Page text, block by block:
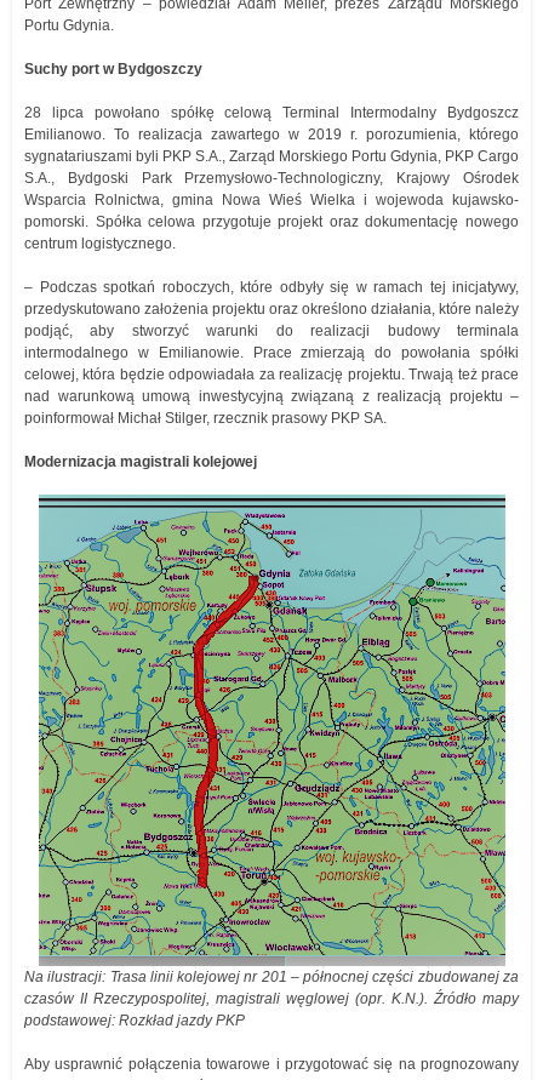
Port Zewnętrzny – powiedział Adam Meller, prezes Zarządu Morskiego
Portu Gdynia.
Suchy port w Bydgoszczy
28 lipca powołano spółkę celową Terminal Intermodalny Bydgoszcz
Emilianowo. To realizacja zawartego w 2019 r. porozumienia, którego
sygnatariuszami byli PKP S.A., Zarząd Morskiego Portu Gdynia, PKP Cargo
S.A., Bydgoski Park Przemysłowo-Technologiczny, Krajowy Ośrodek
Wsparcia Rolnictwa, gmina Nowa Wieś Wielka i wojewoda kujawsko-
pomorski. Spółka celowa przygotuje projekt oraz dokumentację nowego
centrum logistycznego.
– Podczas spotkań roboczych, które odbyły się w ramach tej inicjatywy,
przedyskutowano założenia projektu oraz określono działania, które należy
podjąć, aby stworzyć warunki do realizacji budowy terminala
intermodalnego w Emilianowie. Prace zmierzają do powołania spółki
celowej, która będzie odpowiadała za realizację projektu. Trwają też prace
nad warunkową umową inwestycyjną związaną z realizacją projektu –
poinformował Michał Stilger, rzecznik prasowy PKP SA.
Modernizacja magistrali kolejowej
Na ilustracji: Trasa linii kolejowej nr 201 – północnej części zbudowanej za
czasów II Rzeczypospolitej, magistrali węglowej (opr. K.N.). Źródło mapy
podstawowej: Rozkład jazdy PKP
Aby usprawnić połączenia towarowe i przygotować się na prognozowany